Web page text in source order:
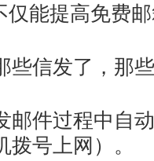
仅能提高免费
些信发了，那
邮件过程中自
号上网）。